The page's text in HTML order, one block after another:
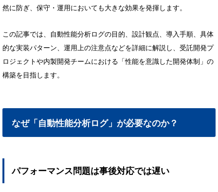
然に防ぎ、保守・運用においても大きな効果を発揮します。
この記事では、自動性能分析ログの目的、設計観点、導入手順、具体
的な実装パターン、運用上の注意点などを詳細に解説し、受託開発プ
ロジェクトや内製開発チームにおける「性能を意識した開発体制」の
構築を目指します。
なぜ「自動性能分析ログ」が必要なのか？
パフォーマンス問題は事後対応では遅い